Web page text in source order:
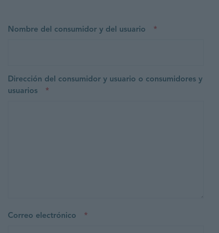
Nombre del consumidor y del usuario *
Dirección del consumidor y usuario o consumidores y
usuarios
*
Correo electrónico *